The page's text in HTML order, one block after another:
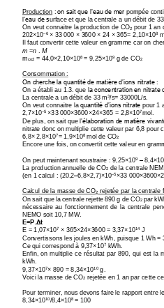
Production : on sait que l’eau de mer pompée
l’eau de surface et que la centrale a un débit de
On veut connaitre la production de CO2 pour 1 an
202×10–6 × 33 000 × 3600 × 24 × 365= 2 ,1 0×108
Il faut convertir cette valeur en gramme car on
m =n . M
mco2 = 44 ,0×2 ,1 0×108 = 9 ,25×109 g de CO2
Consommation :
On cherche la quantité de matière d’ions nitrate :
On a établi au 1.3. que la concentration en nitrate
La centrale a un débit de 33 m3/s= 33000L/s.
On veut connaitre la quantité d’ions nitrate pour 1
2 ,7×10–5 ×33 000×3600 ×24×365 = 2,8×107mol.
De plus, on sait que l’élaboration de matière
nitrate donc on multiplie cette valeur par 6,8 pour
6 ,8× 2 ,8×107= 1 ,9×108 mol de CO2
Encore une fois, on convertit cette valeur en
On peut maintenant soustraire : 9 ,25×109 – 8 ,4 ×10
La production annuelle de CO2 de la centrale
(en 1 calcul : (20,2–6 ,8×2 ,7)×10–5 ×33 000×3600×
Calcul de la masse de CO2 rejetée par la centrale
On sait que la centrale rejette 890 g de CO2 par k
nécessaire  au  fonctionnement  de  la  centrale
NEMO soit 10,7 MW.
E=P .Δt
E = 1,07×107 × 365×24×3600 = 3,37×1014 J
Convertissons les joules en kWh, puisque 1 Wh =
Ce qui correspond à 9,37×107 kWh.
Enfin, on multiplie ce résultat par 890, qui est la
kWh.
9,37×107× 890 = 8,34 ×1010 g.
Voici la masse de CO2 rejetée en 1 an par cette
Pour terminer, nous devons faire le rapport entre
8,34×1010/8 ,4×108 = 100